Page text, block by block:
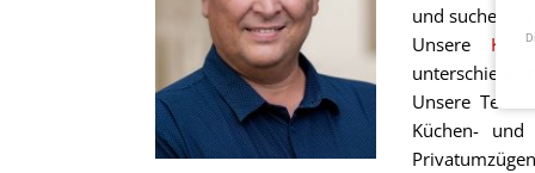
und suchen
Unsere
Unsere
Küchen- und